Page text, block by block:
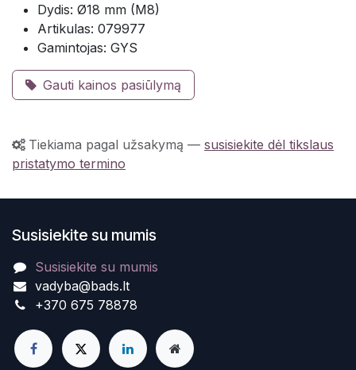
Dydis: Ø18 mm (M8)
Artikulas: 079977
Gamintojas: GYS
Gauti kainos pasiūlymą
Tiekiama pagal užsakymą — susisiekite dėl tikslaus
pristatymo termino
Susisiekite su mumis
Susisiekite su mumis
vadyba@bads.lt
+370 675 78878